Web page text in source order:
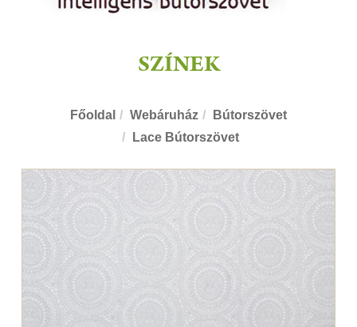
SZÍNEK
Főoldal Webáruház
Bútorszövet
Lace Bútorszövet